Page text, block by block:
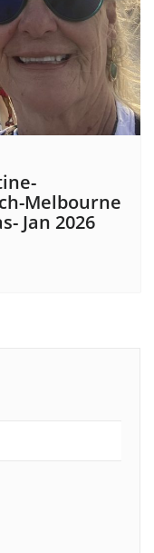
Melbourne
Jan 2026